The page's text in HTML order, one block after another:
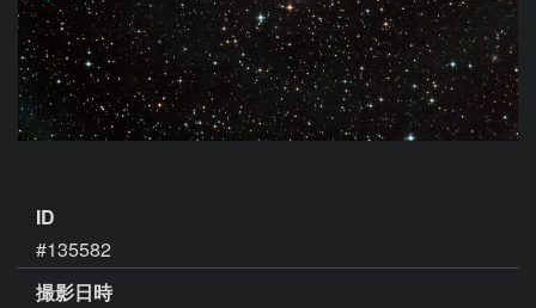
ID
#135582
撮影日時